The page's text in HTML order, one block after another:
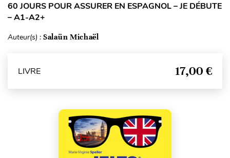
60 JOURS POUR ASSURER EN ESPAGNOL – JE DÉBUTE
– A1-A2+
Auteur(s) : Salaün Michaël
LIVRE 17,00 €